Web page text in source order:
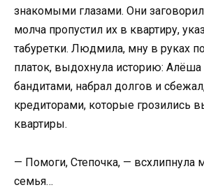
знакомыми глазами. Они
молча пропустил их в квартиру,
табуретки. Людмила, мну в руках
платок, выдохнула историю: Алёша
бандитами, набрал долгов и
кредиторами, которые грозились
квартиры.
— Помоги, Степочка, —
семья…